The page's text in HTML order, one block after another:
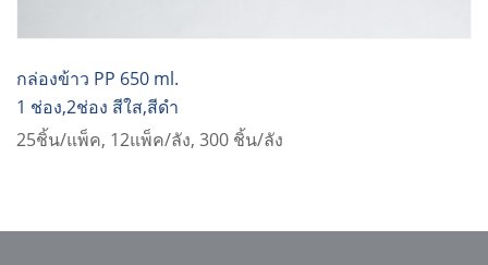
กล่องข้าว PP 650 ml.
1 ช่อง,2ช่อง สีใส,สีดำ
25ชิ้น/แพ็ค, 12แพ็ค/ลัง, 300 ชิ้น/ลัง